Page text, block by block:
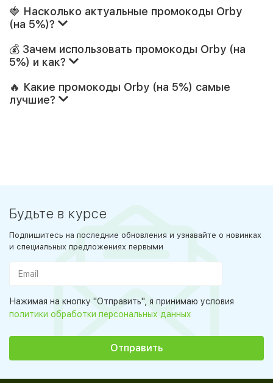
🍓 Насколько актуальные промокоды Orby
(на 5%)?
💰 Зачем использовать промокоды Orby (на
5%) и как?
🔥 Какие промокоды Orby (на 5%) самые
лучшие?
Будьте в курсе
Подпишитесь на последние обновления и узнавайте о новинках
и специальных предложениях первыми
Нажимая на кнопку "Отправить", я принимаю условия
политики обработки персональных данных